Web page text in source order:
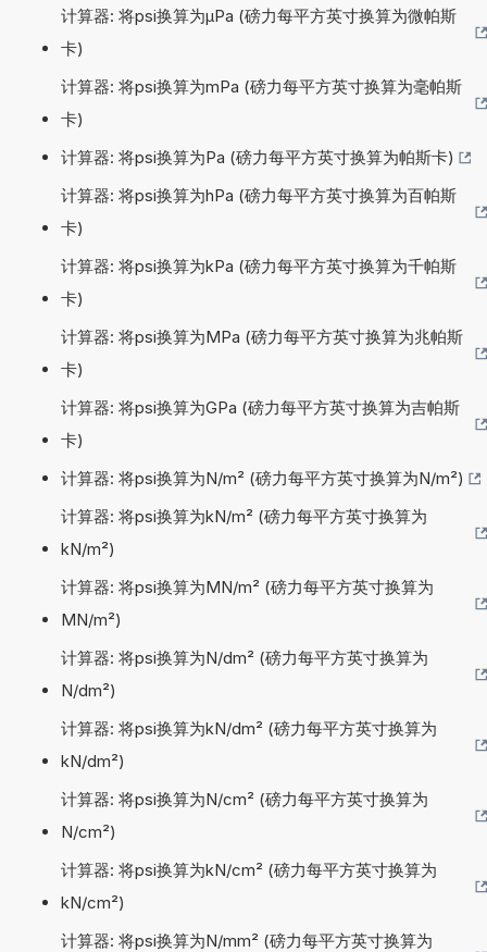
计算器: 将psi换算为µPa (磅力每平方英寸换算为微帕斯
卡)
计算器: 将psi换算为mPa (磅力每平方英寸换算为毫帕斯
卡)
计算器: 将psi换算为Pa (磅力每平方英寸换算为帕斯卡)
计算器: 将psi换算为hPa (磅力每平方英寸换算为百帕斯
卡)
计算器: 将psi换算为kPa (磅力每平方英寸换算为千帕斯
卡)
计算器: 将psi换算为MPa (磅力每平方英寸换算为兆帕斯
卡)
计算器: 将psi换算为GPa (磅力每平方英寸换算为吉帕斯
卡)
计算器: 将psi换算为N/m² (磅力每平方英寸换算为N/m²)
计算器: 将psi换算为kN/m² (磅力每平方英寸换算为
kN/m²)
计算器: 将psi换算为MN/m² (磅力每平方英寸换算为
MN/m²)
计算器: 将psi换算为N/dm² (磅力每平方英寸换算为
N/dm²)
计算器: 将psi换算为kN/dm² (磅力每平方英寸换算为
kN/dm²)
计算器: 将psi换算为N/cm² (磅力每平方英寸换算为
N/cm²)
计算器: 将psi换算为kN/cm² (磅力每平方英寸换算为
kN/cm²)
计算器: 将psi换算为N/mm² (磅力每平方英寸换算为